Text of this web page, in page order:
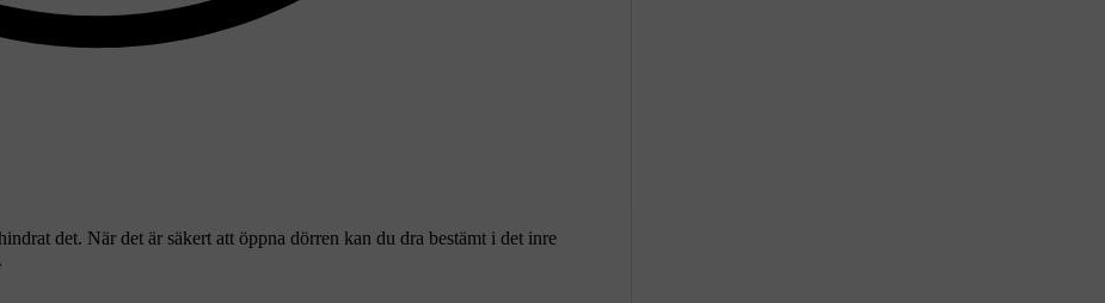
det. När det är säkert att öppna dörren kan du dra bestämt i det inre